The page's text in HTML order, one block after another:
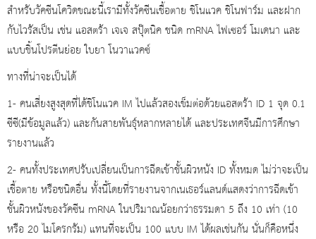
สำหรับวัคซีนโควิดขณะนี้เรามีทั้งวัคซีนเชื้อตาย ชิโนแวค ชิโนฟาร์ม และฝาก
กับไวรัสเป็น เช่น แอสตร้า เจเจ สปุ๊ตนิค ชนิด mRNA ไฟเซอร์ โมเดนา และ
แบบชิ้นโปรตีนย่อย ใบยา โนวาแวคซ์
ทางที่น่าจะเป็นได้
1- คนเสี่ยงสูงสุดที่ได้ชิโนแวค IM ไปแล้วสองเข็มต่อด้วยแอสตร้า ID 1 จุด 0.1
ซีซี(มีข้อมูลแล้ว) และกันสายพันธุ์หลากหลายได้ และประเทศจีนมีการศึกษา
รายงานแล้ว
2- คนทั้งประเทศปรับเปลี่ยนเป็นการฉีดเข้าชั้นผิวหนัง ID ทั้งหมด ไม่ว่าจะเป็น
เชื้อตาย หรือชนิดอื่น ทั้งนี้โดยที่รายงานจากเนเธอร์แลนด์แสดงว่าการฉีดเข้า
ชั้นผิวหนังของวัคซีน mRNA ในปริมาณน้อยกว่าธรรมดา 5 ถึง 10 เท่า (10
หรือ 20 ไมโครกรัม) แทนที่จะเป็น 100 แบบ IM ได้ผลเช่นกัน นั่นก็คือหนึ่ง